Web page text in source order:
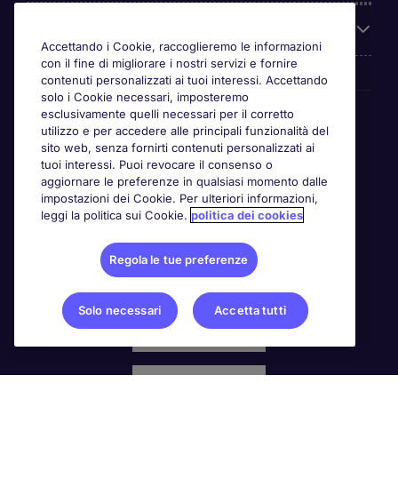
Awards
Accettando i Cookie, raccoglieremo le informazioni
con il fine di migliorare i nostri servizi e fornire
contenuti personalizzati ai tuoi interessi. Accettando
solo i Cookie necessari, imposteremo
esclusivamente quelli necessari per il corretto
utilizzo e per accedere alle principali funzionalità del
sito web, senza fornirti contenuti personalizzati ai
tuoi interessi. Puoi revocare il consenso o
aggiornare le preferenze in qualsiasi momento dalle
impostazioni dei Cookie. Per ulteriori informazioni,
leggi la politica sui Cookie. politica dei cookies
Regola le tue preferenze
Solo necessari Accetta tutti